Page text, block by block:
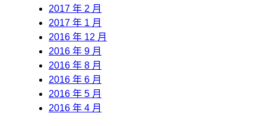
2017 年 2 月
2017 年 1 月
2016 年 12 月
2016 年 9 月
2016 年 8 月
2016 年 6 月
2016 年 5 月
2016 年 4 月